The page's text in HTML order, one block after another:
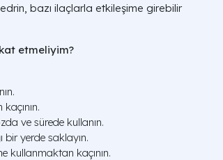
bazı ilaçlarla etkileşime girebilir
etmeliyim?
ve sürede kullanın.
yerde saklayın.
kullanmaktan kaçının.